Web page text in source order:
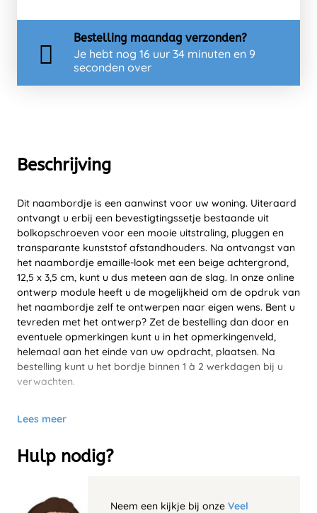
Beschrijving
Dit naambordje is een aanwinst voor uw woning. Uiteraard
ontvangt u erbij een bevestigtingssetje bestaande uit
bolkopschroeven voor een mooie uitstraling, pluggen en
transparante kunststof afstandhouders. Na ontvangst van
het naambordje emaille-look met een beige achtergrond,
12,5 x 3,5 cm, kunt u dus meteen aan de slag. In onze online
ontwerp module heeft u de mogelijkheid om de opdruk van
het naambordje zelf te ontwerpen naar eigen wens. Bent u
tevreden met het ontwerp? Zet de bestelling dan door en
eventuele opmerkingen kunt u in het opmerkingenveld,
helemaal aan het einde van uw opdracht, plaatsen. Na
bestelling kunt u het bordje binnen 1 à 2 werkdagen bij u
verwachten.
Lees meer
Hulp nodig?
Neem een kijkje bij onze Veel
Bestelling maandag verzonden?
Je hebt nog 16 uur 34 minuten en 9
seconden over